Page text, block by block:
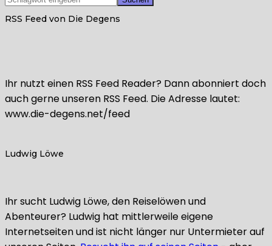
RSS Feed von Die Degens
Ihr nutzt einen RSS Feed Reader? Dann abonniert doch
auch gerne unseren RSS Feed. Die Adresse lautet:
www.die-degens.net/feed
Ludwig Löwe
Ihr sucht Ludwig Löwe, den Reiselöwen und
Abenteurer? Ludwig hat mittlerweile eigene
Internetseiten und ist nicht länger nur Untermieter auf